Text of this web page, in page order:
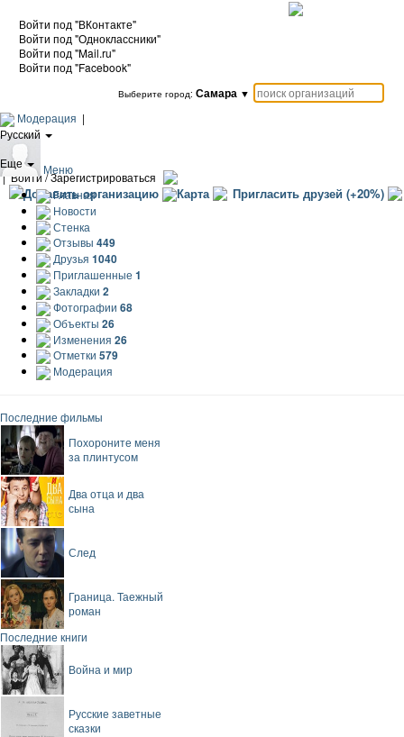
Войти под "ВКонтакте"
Войти под "Одноклассники"
Войти под "Mail.ru"
Войти под "Facebook"
Выберите город: Самара ▼
Модерация |
Русский
Еще
| Войти / Зарегистрироваться
Добавить организацию Карта Пригласить друзей (+20%)
Меню
Главная
Новости
Стенка
Отзывы 449
Друзья 1040
Приглашенные 1
Закладки 2
Фотографии 68
Объекты 26
Изменения 26
Отметки 579
Модерация
Последние фильмы
Похороните меня
за плинтусом
Два отца и два
сына
След
Граница. Таежный
роман
Последние книги
Война и мир
Русские заветные
сказки